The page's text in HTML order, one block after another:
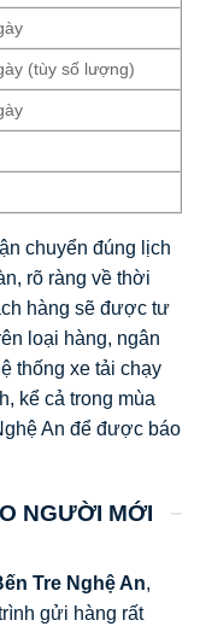
(tùy số lượng)
chuyển đúng lịch
rõ ràng về thời
hàng sẽ được tư
loại hàng, ngân
thống xe tải chạy
kể cả trong mùa
An để được báo
NGƯỜI MỚI
Tre Nghệ An,
gửi hàng rất